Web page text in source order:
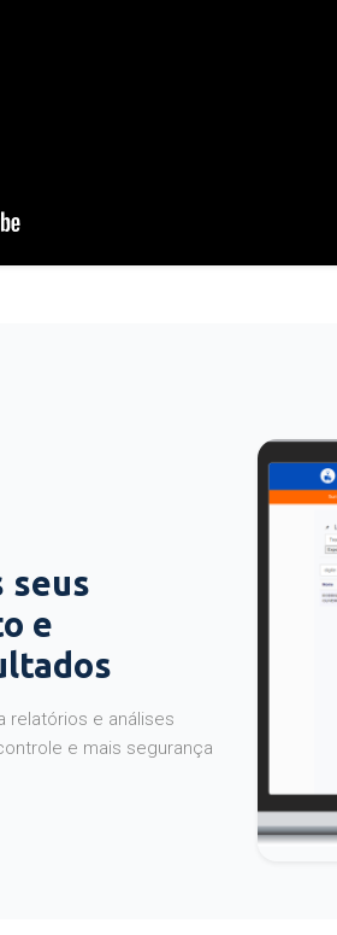
seus
e
e análises
e mais segurança